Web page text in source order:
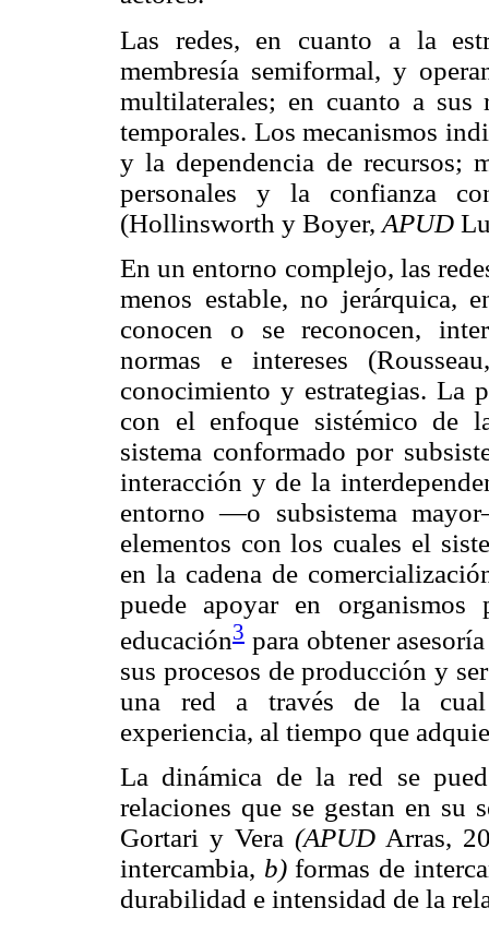
Las redes, en cuanto a la
membresía semiformal, y
multilaterales; en cuanto a
temporales. Los mecanismos
y la dependencia de recursos;
personales y la confianza
(Hollinsworth y Boyer, APUD
En un entorno complejo, las
menos estable, no jerárquica,
conocen o se reconocen,
normas e intereses
conocimiento y estrategias. La
con el enfoque sistémico de
sistema conformado por
interacción y de la
entorno —o subsistema
elementos con los cuales el
en la cadena de
puede apoyar en
educación3 para obtener
sus procesos de producción y
una red a través de la cual
experiencia, al tiempo que
La dinámica de la red se
relaciones que se gestan en su
Gortari y Vera (APUD Arras,
intercambia, b)formas de
durabilidad e intensidad de la